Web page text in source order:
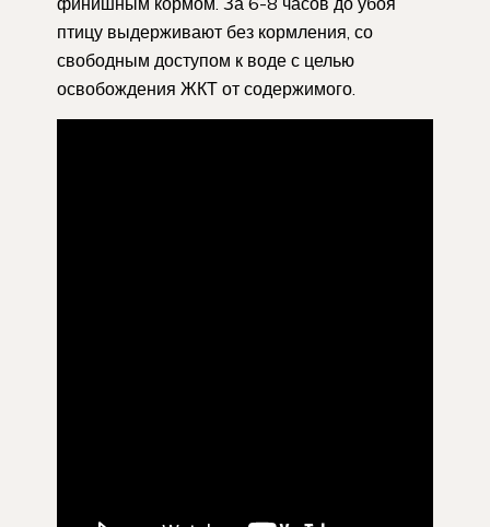
птицу выдерживают без кормления, со
свободным доступом к воде с целью
освобождения ЖКТ от содержимого.